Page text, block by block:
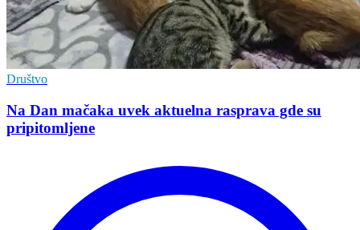
Društvo
Na Dan mačaka uvek aktuelna rasprava gde su
pripitomljene